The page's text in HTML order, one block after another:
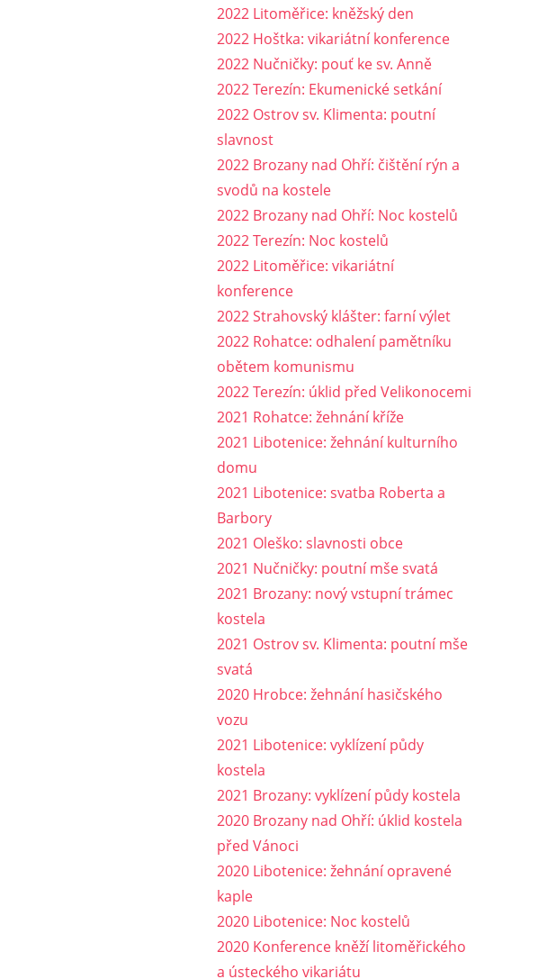
2022 Litoměřice: kněžský den
2022 Hoštka: vikariátní konference
2022 Nučničky: pouť ke sv. Anně
2022 Terezín: Ekumenické setkání
2022 Ostrov sv. Klimenta: poutní
slavnost
2022 Brozany nad Ohří: čištění rýn a
svodů na kostele
2022 Brozany nad Ohří: Noc kostelů
2022 Terezín: Noc kostelů
2022 Litoměřice: vikariátní
konference
2022 Strahovský klášter: farní výlet
2022 Rohatce: odhalení pamětníku
obětem komunismu
2022 Terezín: úklid před Velikonocemi
2021 Rohatce: žehnání kříže
2021 Libotenice: žehnání kulturního
domu
2021 Libotenice: svatba Roberta a
Barbory
2021 Oleško: slavnosti obce
2021 Nučničky: poutní mše svatá
2021 Brozany: nový vstupní trámec
kostela
2021 Ostrov sv. Klimenta: poutní mše
svatá
2020 Hrobce: žehnání hasičského
vozu
2021 Libotenice: vyklízení půdy
kostela
2021 Brozany: vyklízení půdy kostela
2020 Brozany nad Ohří: úklid kostela
před Vánoci
2020 Libotenice: žehnání opravené
kaple
2020 Libotenice: Noc kostelů
2020 Konference kněží litoměřického
a ústeckého vikariátu